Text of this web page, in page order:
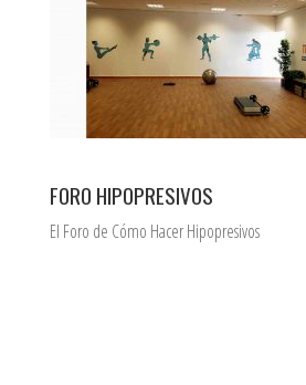
FORO HIPOPRESIVOS
El Foro de Cómo Hacer Hipopresivos